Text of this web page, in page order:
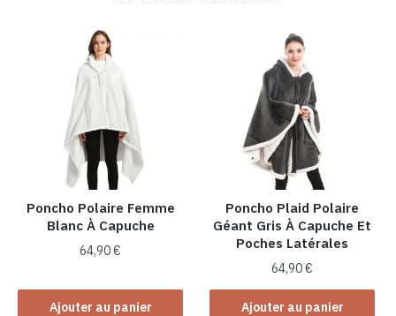
Poncho Polaire Femme
Blanc À Capuche
64,90€
Ajouter au panier
Poncho Plaid Polaire
Géant Gris À Capuche Et
Poches Latérales
64,90€
Ajouter au panier